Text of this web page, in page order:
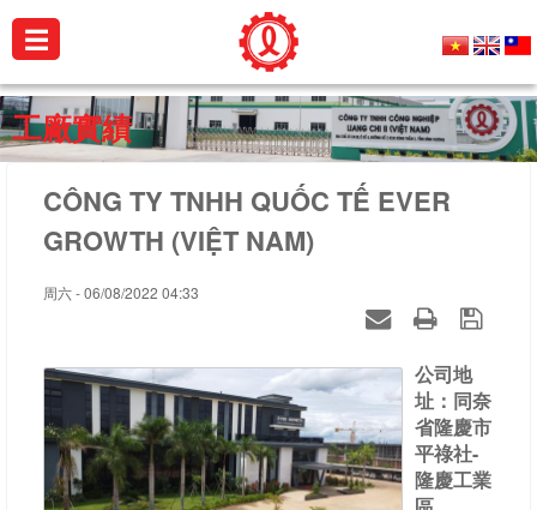
公
司
介
產
品
銷
售
實
績
☰
工廠實績
CÔNG TY TNHH QUỐC TẾ EVER
GROWTH (VIỆT NAM)
周六 - 06/08/2022 04:33
公司地
址：同奈
省隆慶市
平祿社-
隆慶工業